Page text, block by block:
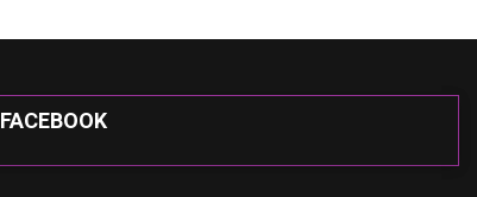
FACEBOOK